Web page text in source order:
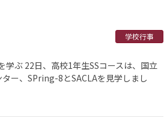
学校行事
ぶ 22日、高校1年生SSコースは、国立
ー、SPring-8とSACLAを見学しまし